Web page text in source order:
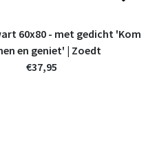
60x80 - met gedicht 'Kom
en geniet' | Zoedt
€37,95